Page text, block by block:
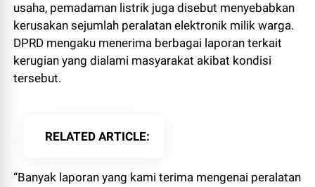
usaha, pemadaman listrik juga disebut menyebabkan
kerusakan sejumlah peralatan elektronik milik warga.
DPRD mengaku menerima berbagai laporan terkait
kerugian yang dialami masyarakat akibat kondisi
tersebut.
RELATED ARTICLE
“Banyak laporan yang kami terima mengenai peralatan